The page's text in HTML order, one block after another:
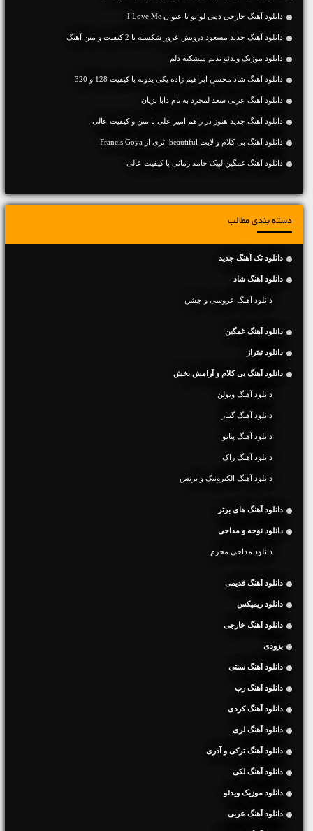
دانلود آهنگ خارجی دمی لواتو با عنوان I Love Me
دانلود آهنگ جديد مسعود درویش غرور شکسته با 2 کیفیت و متن آهنگ
دانلود موزیک ویدئو ندیم میشکنه دلم
دانلود آهنگ شاد محسن ابراهیم زاده یکی یدونه با کیفیت 128 و 320
دانلود آهنگ عربی سعد لمجرد به نام دابا تزیان
دانلود آهنگ جديد هنوز در راهم امیر علی با متن و کیفیت عالی
دانلود آهنگ بی کلام و لایت beautiful اثری از Francis Goya
دانلود آهنگ غمگین لبیک حامد زمانی با کیفیت عالی
دسته بندی مطالب
دانلود تک آهنگ جدید
دانلود آهنگ شاد
دانلود آهنگ عروسی و جشن
دانلود آهنگ غمگین
دانلود تیتراژ
دانلود آهنگ بی کلام و آرامش بخش
دانلود آهنگ ویولن
دانلود آهنگ گیتار
دانلود آهنگ پیانو
دانلود آهنگ راک
دانلود آهنگ الکترونیک و ترنس
دانلود آهنگ های برتر
دانلود نوحه و مداحی
دانلود مداحی محرم
دانلود آهنگ قدیمی
دانلود ریمیکس
دانلود آهنگ خارجی
بزودی
دانلود آهنگ سنتی
دانلود آهنگ رپ
دانلود آهنگ کردی
دانلود آهنگ لری
دانلود آهنگ ترکی و آذری
دانلود آهنگ لکی
دانلود موزیک ویدئو
دانلود آهنگ عربی